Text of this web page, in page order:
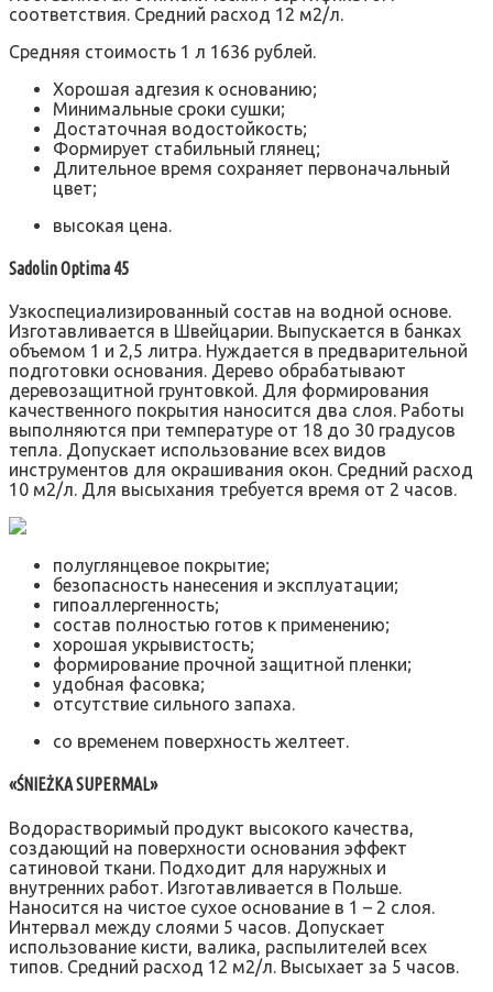
соответствия. Средний расход 12 м2/л.
Средняя стоимость 1 л 1636 рублей.
Хорошая адгезия к основанию;
Минимальные сроки сушки;
Достаточная водостойкость;
Формирует стабильный глянец;
Длительное время сохраняет первоначальный
цвет;
высокая цена.
Sadolin Optima 45
Узкоспециализированный состав на водной основе.
Изготавливается в Швейцарии. Выпускается в банках
объемом 1 и 2,5 литра. Нуждается в предварительной
подготовки основания. Дерево обрабатывают
деревозащитной грунтовкой. Для формирования
качественного покрытия наносится два слоя. Работы
выполняются при температуре от 18 до 30 градусов
тепла. Допускает использование всех видов
инструментов для окрашивания окон. Средний расход
10 м2/л. Для высыхания требуется время от 2 часов.
полуглянцевое покрытие;
безопасность нанесения и эксплуатации;
гипоаллергенность;
состав полностью готов к применению;
хорошая укрывистость;
формирование прочной защитной пленки;
удобная фасовка;
отсутствие сильного запаха.
со временем поверхность желтеет.
«ŚNIEŻKA SUPERMAL»
Водорастворимый продукт высокого качества,
создающий на поверхности основания эффект
сатиновой ткани. Подходит для наружных и
внутренних работ. Изготавливается в Польше.
Наносится на чистое сухое основание в 1 – 2 слоя.
Интервал между слоями 5 часов. Допускает
использование кисти, валика, распылителей всех
типов. Средний расход 12 м2/л. Высыхает за 5 часов.